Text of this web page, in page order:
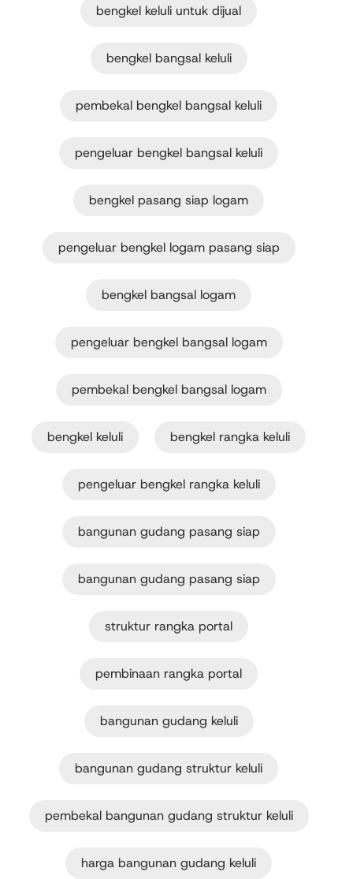
bengkel keluli untuk dijual
bengkel bangsal keluli
pembekal bengkel bangsal keluli
pengeluar bengkel bangsal keluli
bengkel pasang siap logam
pengeluar bengkel logam pasang siap
bengkel bangsal logam
pengeluar bengkel bangsal logam
pembekal bengkel bangsal logam
bengkel keluli bengkel rangka keluli
pengeluar bengkel rangka keluli
bangunan gudang pasang siap
bangunan gudang pasang siap
struktur rangka portal
pembinaan rangka portal
bangunan gudang keluli
bangunan gudang struktur keluli
pembekal bangunan gudang struktur keluli
harga bangunan gudang keluli